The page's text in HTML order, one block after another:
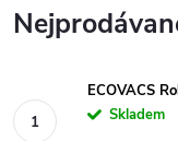
ECOVACS
Skladem